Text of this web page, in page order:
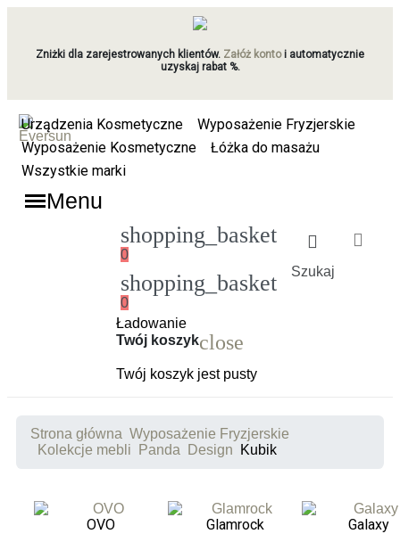
Zniżki dla zarejestrowanych klientów. Załóż kontoi automatycznie
uzyskaj rabat %.
Szukaj
shopping_basket
0
shopping_basket
0
Ładowanie
Twój koszykclose
Twój koszyk jest pusty
Urządzenia Kosmetyczne
Wyposażenie Fryzjerskie
Wyposażenie Kosmetyczne
Łóżka do masażu
Wszystkie marki
Menu
Strona główna Wyposażenie Fryzjerskie
Kolekcje mebli
Panda Design Kubik
OVO Glamrock Galaxy